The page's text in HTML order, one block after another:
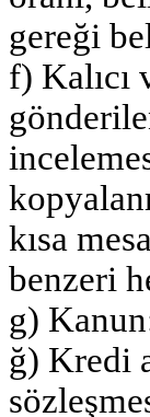
gereği
f) Kalıcı
kısa
benzeri
g)
ğ) Kredi